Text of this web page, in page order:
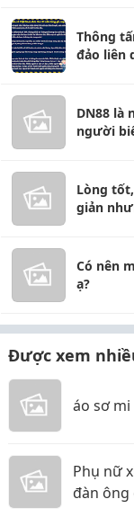
Thông
đảo liên
DN88 là
người
Lòng
giản
Có nên
ạ?
Được xem
áo sơ mi
Phụ nữ
đàn